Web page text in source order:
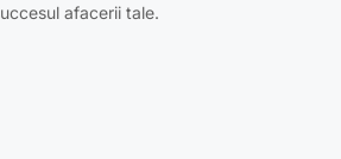
afacerii tale.